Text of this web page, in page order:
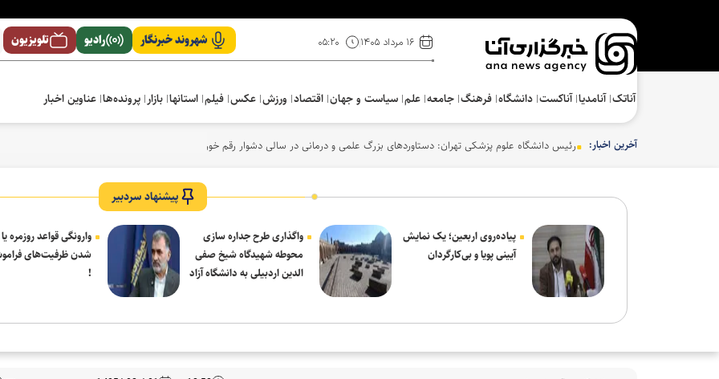
۱۶ مرداد ۱۴۰۵ ۰۵:۲۰ شهروند خبرنگار رادیو تلویزیون
آناتک آنامدیا آناکست دانشگاه فرهنگ‌ جامعه علم سیاست و جهان اقتصاد ورزش عکس فیلم استانها بازار پرونده‌ها عناوین اخبار
آخرین اخبار: رئیس دانشگاه علوم پزشکی تهران: دستاوردهای بزرگ علمی و درمانی در سالی دشوار رقم خورد
پیشنهاد سردبیر
پیاده‌روی اربعین؛ یک نمایش
آیینی پویا و بی‌کارگردان
واگذاری طرح جداره سازی
محوطه شهیدگاه شیخ صفی
الدین اردبیلی به دانشگاه آزاد
وارونگی قواعد روزمره
شدن ظرفیت‌های
!